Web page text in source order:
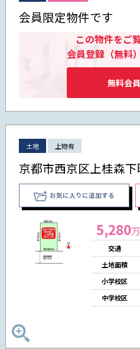
会員限定物件です
この物件をご
会員登録（無料
無料会
土地 上物有
京都市西京区上桂森下
お気に入りに追加する
5,280
交通
土地面積
小学校区
中学校区